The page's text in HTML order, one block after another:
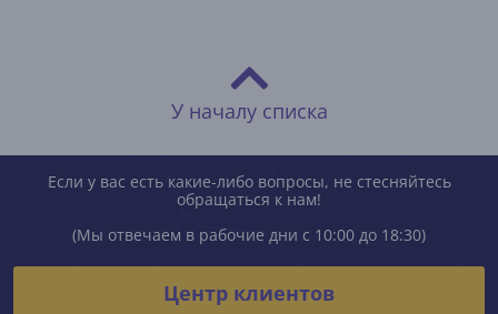
У началу списка
Если у вас есть какие-либо вопросы, не стесняйтесь
обращаться к нам!
(Мы отвечаем в рабочие дни с 10:00 до 18:30)
Центр клиентов